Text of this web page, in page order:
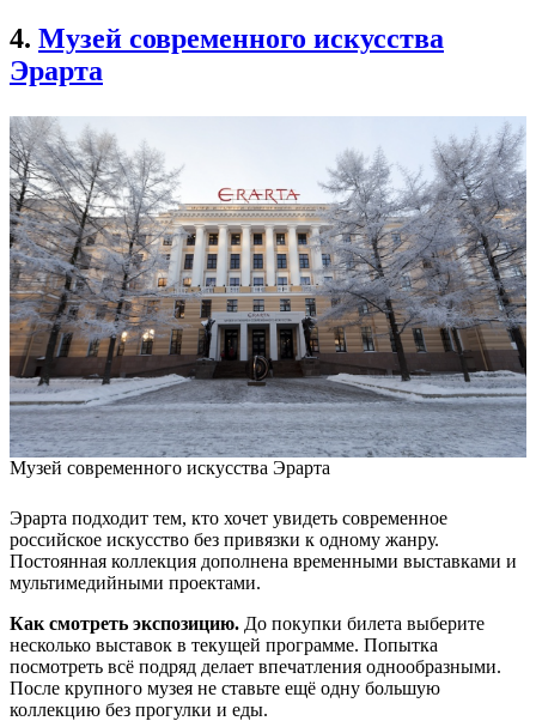
4. Музей современного искусства
Эрарта
Музей современного искусства Эрарта
Эрарта подходит тем, кто хочет увидеть современное
российское искусство без привязки к одному жанру.
Постоянная коллекция дополнена временными выставками и
мультимедийными проектами.
Как смотреть экспозицию. До покупки билета выберите
несколько выставок в текущей программе. Попытка
посмотреть всё подряд делает впечатления однообразными.
После крупного музея не ставьте ещё одну большую
коллекцию без прогулки и еды.